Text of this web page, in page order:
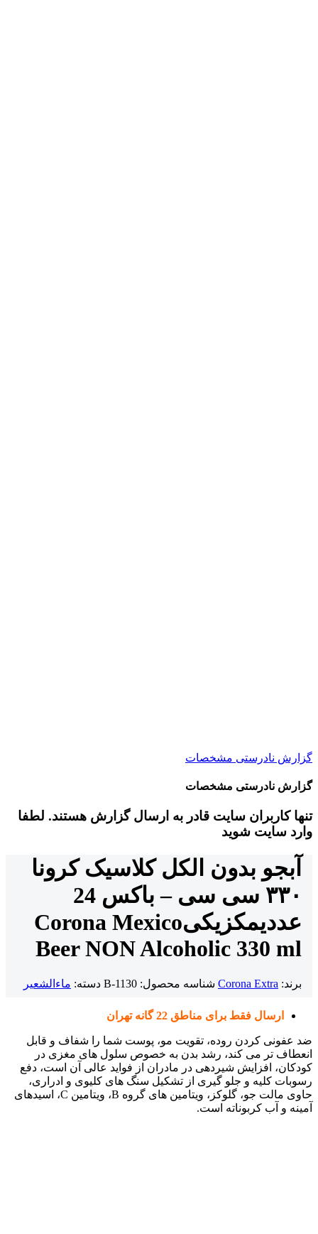
گزارش نادرستی مشخصات
گزارش نادرستی مشخصات
تنها کاربران سایت قادر به ارسال گزارش هستند. لطفا
وارد سایت شوید
آبجو بدون الکل کلاسیک کرونا
۳۳۰ سی سی – باکس 24
عددیمکزیکیCorona Mexico
Beer NON Alcoholic 330 ml
برند: Corona Extra شناسه محصول: B-1130 دسته: ماءالشعیر
ارسال فقط برای مناطق 22 گانه تهران
ضد عفونی کردن روده، تقویت مو، پوست شما را شفاف و قابل
انعطاف تر می کند، رشد بدن به خصوص سلول های مغزی در
کودکان، افزایش شیردهی در مادران از فواید عالی آن است، دفع
رسوبات کلیه و جلو گیری از تشکیل سنگ های کلیوی و ادراری،
حاوی مالت جو، گلوکز، ویتامین های گروه B، ویتامین C، اسیدهای
آمینه و آب کربوناته است.